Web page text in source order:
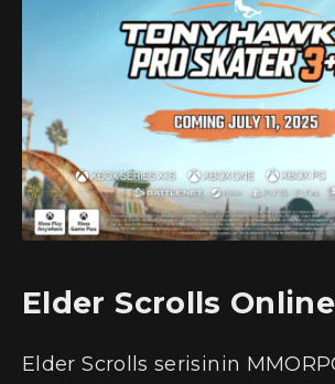
Elder Scrolls Online
Elder Scrolls serisinin